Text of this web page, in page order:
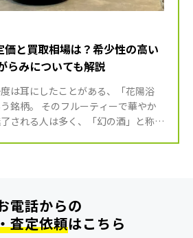
価と買取相場は？希少性の高い
らみについても解説
は耳にしたことがある、「花陽浴
う銘柄。 そのフルーティーで華やか
される人は多く、「幻の酒」と称さ
電話からの
査定依頼はこちら